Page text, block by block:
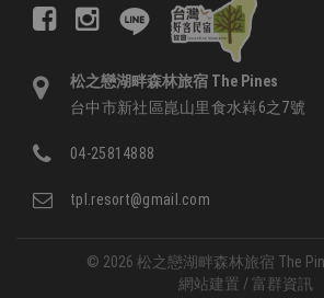
松之戀湖畔森林旅宿 The Pines
台中市新社區崑山里食水嵙6之7號
04-25814888
tpl.resort@gmail.com
© 2026 松之戀湖畔森林旅宿 The
網站建置 /富群資訊